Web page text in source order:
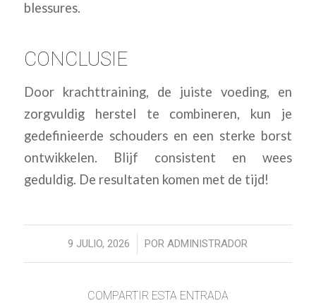
blessures.
CONCLUSIE
Door krachttraining, de juiste voeding, en
zorgvuldig herstel te combineren, kun je
gedefinieerde schouders en een sterke borst
ontwikkelen. Blijf consistent en wees
geduldig. De resultaten komen met de tijd!
9 JULIO, 2026
/ PORADMINISTRADOR
COMPARTIR ESTA ENTRADA